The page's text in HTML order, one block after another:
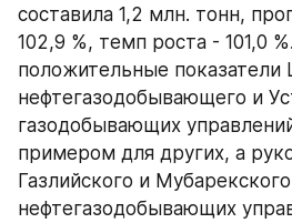
составила 1,2 млн. тонн,
102,9 %, темп роста - 101,0
положительные показатели
нефтегазодобывающего и
газодобывающих
примером для других, а
Газлийского и Мубарекского
нефтегазодобывающих